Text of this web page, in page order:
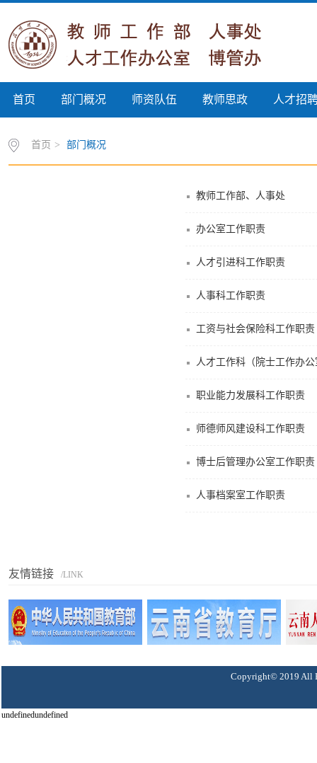
首页 部门概况 师资队伍 教师思政 人才招
首页 > 部门概况
教师工作部、人事处
办公室工作职责
人才引进科工作职责
人事科工作职责
工资与社会保险科工作职责
人才工作科（院士工作办
职业能力发展科工作职责
师德师风建设科工作职责
博士后管理办公室工作职责
人事档案室工作职责
友情链接 /LINK
Copyright© 2019 All
undefinedundefined